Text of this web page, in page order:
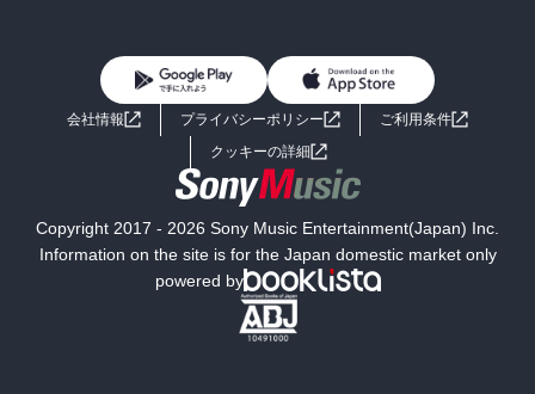
ライトノベル 男子向けラノベ
小説
海外小説
ミステリー SF
文学
よくあるご質問 お問い合わせ
会社情報 プライバシーポリシー
ご利用条件
クッキーの詳細
Copyright 2017 - 2026 Sony Music Entertainment(Japan) Inc.
Information on the site is for the Japan domestic market only
powered by